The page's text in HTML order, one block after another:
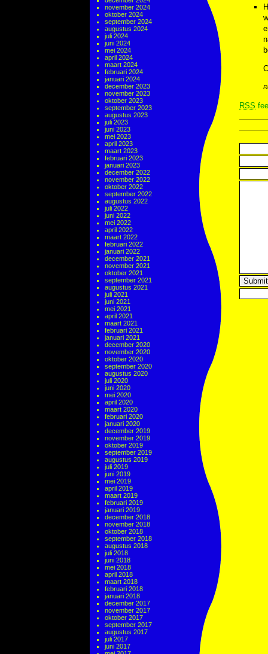
november 2024
oktober 2024
september 2024
augustus 2024
juli 2024
juni 2024
mei 2024
april 2024
maart 2024
februari 2024
januari 2024
december 2023
november 2023
oktober 2023
september 2023
augustus 2023
juli 2023
juni 2023
mei 2023
april 2023
maart 2023
februari 2023
januari 2023
december 2022
november 2022
oktober 2022
september 2022
augustus 2022
juli 2022
juni 2022
mei 2022
april 2022
maart 2022
februari 2022
januari 2022
december 2021
november 2021
oktober 2021
september 2021
augustus 2021
juli 2021
juni 2021
mei 2021
april 2021
maart 2021
februari 2021
januari 2021
december 2020
november 2020
oktober 2020
september 2020
augustus 2020
juli 2020
juni 2020
mei 2020
april 2020
maart 2020
februari 2020
januari 2020
december 2019
november 2019
oktober 2019
september 2019
augustus 2019
juli 2019
juni 2019
mei 2019
april 2019
maart 2019
februari 2019
januari 2019
december 2018
november 2018
oktober 2018
september 2018
augustus 2018
juli 2018
juni 2018
mei 2018
april 2018
maart 2018
februari 2018
januari 2018
december 2017
november 2017
oktober 2017
september 2017
augustus 2017
juli 2017
juni 2017
RSS